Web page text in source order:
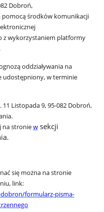
Dobroń,
środków komunikacji
z wykorzystaniem platformy
oddziaływania na
udostępniony, w terminie
Listopada 9, 95-082 Dobroń,
na stroniewsekcji
się można na stronie
link:
formularz-pisma-